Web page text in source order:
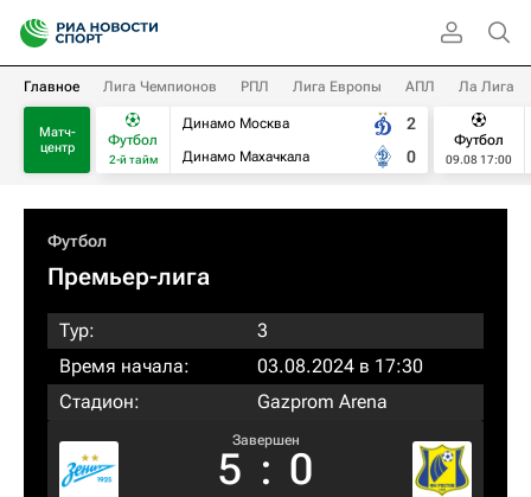
Главное Лига Чемпионов РПЛ Лига Европы АПЛ Ла Лига
Матч-
центр
Футбол
2-й тайм
Динамо Москва
Динамо Махачкала
2
0
Футбол
09.08 17:00
Футбол
Премьер-лига
Тур:
3
Время начала:
03.08.2024 в 17:30
Стадион:
Gazprom Arena
Завершен
5 : 0